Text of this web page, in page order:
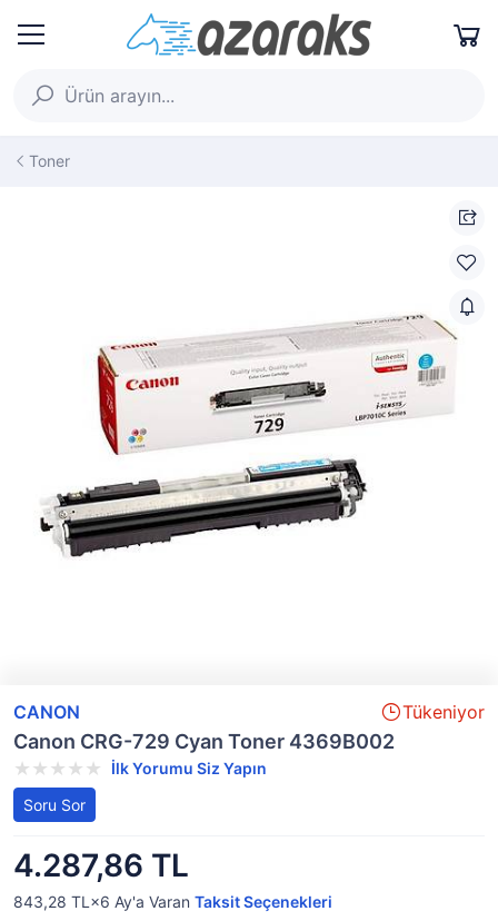
Toner
CANON Tükeniyor
Canon CRG-729 Cyan Toner 4369B002
İlk Yorumu Siz Yapın
Soru Sor
4.287,86 TL
843,28 TL×6 Ay'a Varan Taksit Seçenekleri